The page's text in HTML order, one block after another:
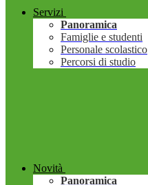
Servizi
Panoramica
Famiglie e studenti
Personale scolastico
Percorsi di studio
Novità
Panoramica